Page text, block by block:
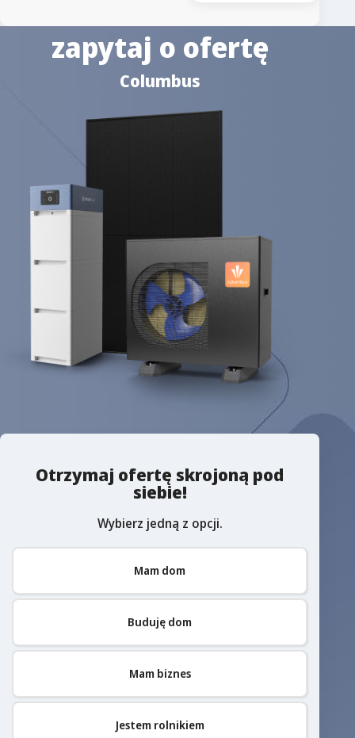
zapytaj o ofertę
Columbus
Otrzymaj ofertę skrojoną pod
siebie!
Wybierz jedną z opcji.
Mam dom
Buduję dom
Mam biznes
Jestem rolnikiem